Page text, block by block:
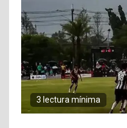
3 lectura mínima